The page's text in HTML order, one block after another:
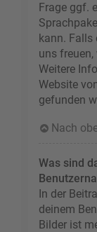
Frage ggf.
kann. Falls
uns
Weitere
Website
gefunden
Nach
Was sind
In der
deinem
Bilder ist